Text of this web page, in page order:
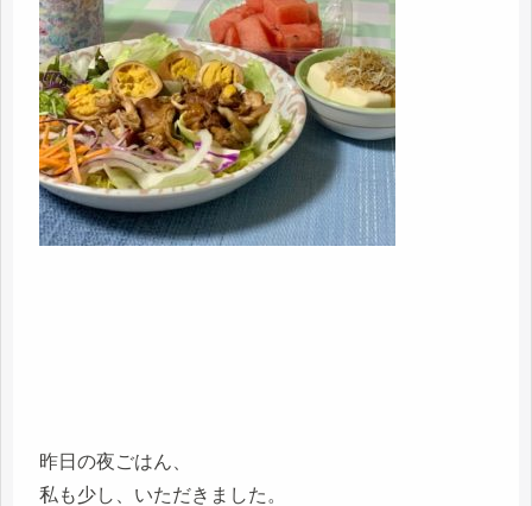
昨日の夜ごはん、
私も少し、いただきました。